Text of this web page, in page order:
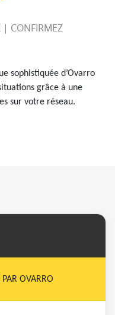
| CONFIRMEZ
sophistiquée d’Ovarro
grâce à une
sur votre réseau.
OVARRO